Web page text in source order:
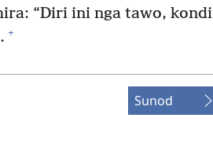
“Diri ini nga tawo, kondi
+
Sunod